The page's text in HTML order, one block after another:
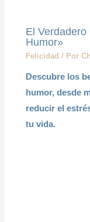
El
Humor»
Felicidad / Por
Descubre los
humor, desde
reducir el
tu vida.